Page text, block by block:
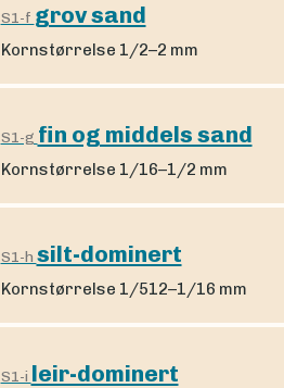
S1-f grov sand
Kornstørrelse 1/2–2 mm
S1-g fin og middels sand
Kornstørrelse 1/16–1/2 mm
S1-h silt-dominert
Kornstørrelse 1/512–1/16 mm
S1-i leir-dominert